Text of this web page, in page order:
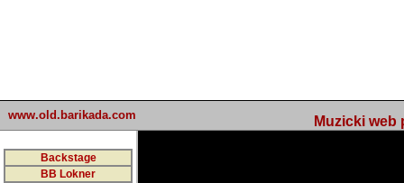
www.old.barikada.com Muzicki web
Backstage
BB Lokner